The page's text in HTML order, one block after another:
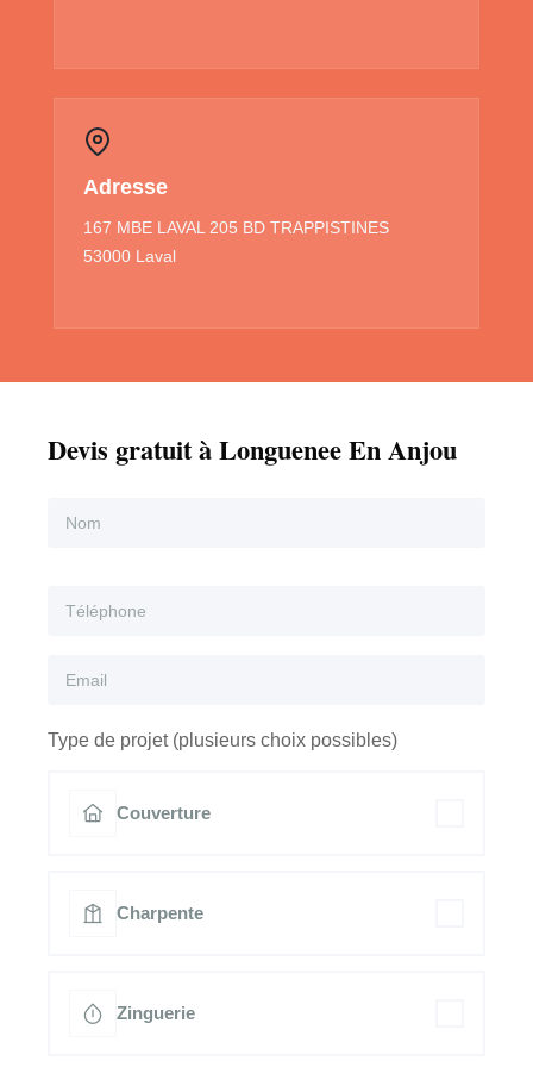
Adresse
167 MBE LAVAL 205 BD TRAPPISTINES
53000 Laval
Devis gratuit à Longuenee En Anjou
Type de projet (plusieurs choix possibles)
Couverture
Charpente
Zinguerie